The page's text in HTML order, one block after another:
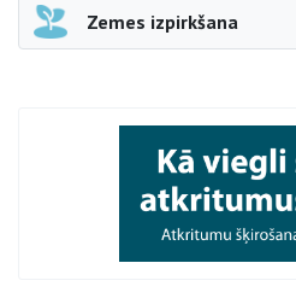
Zemes izpirkšana